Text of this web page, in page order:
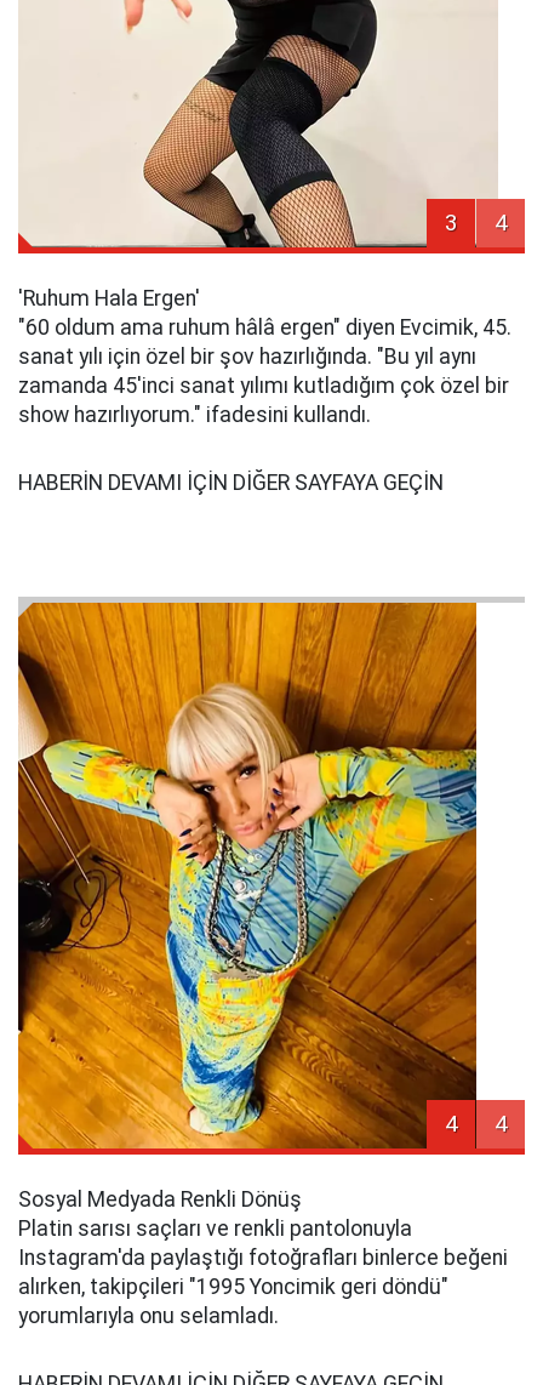
3 4
'Ruhum Hala Ergen'
"60 oldum ama ruhum hâlâ ergen" diyen Evcimik, 45.
sanat yılı için özel bir şov hazırlığında. "Bu yıl aynı
zamanda 45'inci sanat yılımı kutladığım çok özel bir
show hazırlıyorum." ifadesini kullandı.
HABERİN DEVAMI İÇİN DİĞER SAYFAYA GEÇİN
4 4
Sosyal Medyada Renkli Dönüş
Platin sarısı saçları ve renkli pantolonuyla
Instagram'da paylaştığı fotoğrafları binlerce beğeni
alırken, takipçileri "1995 Yoncimik geri döndü"
yorumlarıyla onu selamladı.